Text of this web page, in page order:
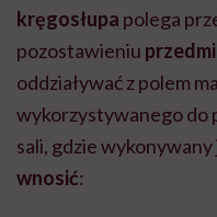
kręgosłupa polega
pozostawieniu
oddziaływać z polem
wykorzystywanego do
sali, gdzie
wnosić: